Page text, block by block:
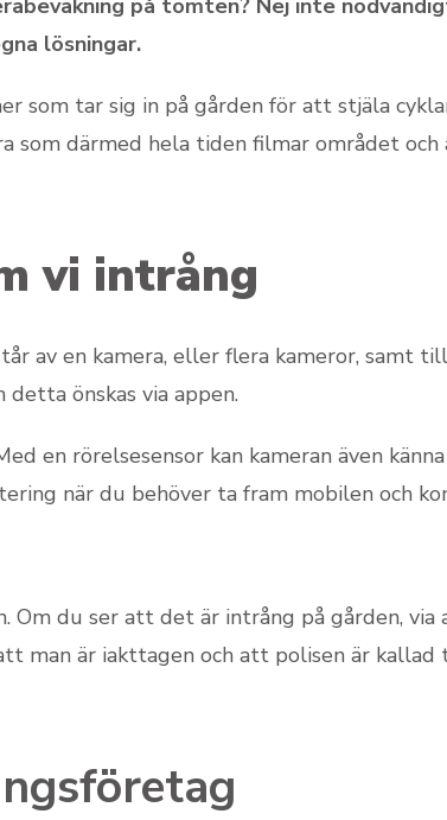
på tomten? Nej inte
lösningar.
tar sig in på gården för att stjäla
därmed hela tiden filmar området och
vi intrång
av en kamera, eller flera kameror, samt
önskas via appen.
en rörelsesensor kan kameran även
när du behöver ta fram mobilen och
du ser att det är intrång på gården, via
man är iakttagen och att polisen är